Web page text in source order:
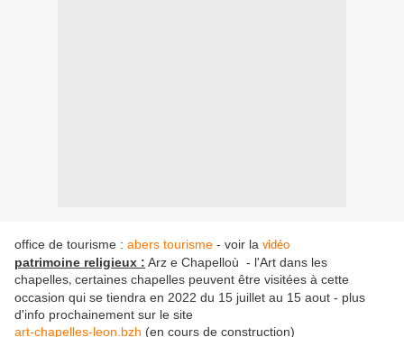
office de tourisme : abers tourisme - voir la vidéo
patrimoine religieux : Arz e Chapelloù - l'Art dans les
chapelles, certaines chapelles peuvent être visitées à cette
occasion qui se tiendra en 2022 du 15 juillet au 15 aout - plus
d'info prochainement sur le site
art-chapelles-leon.bzh (en cours de construction)